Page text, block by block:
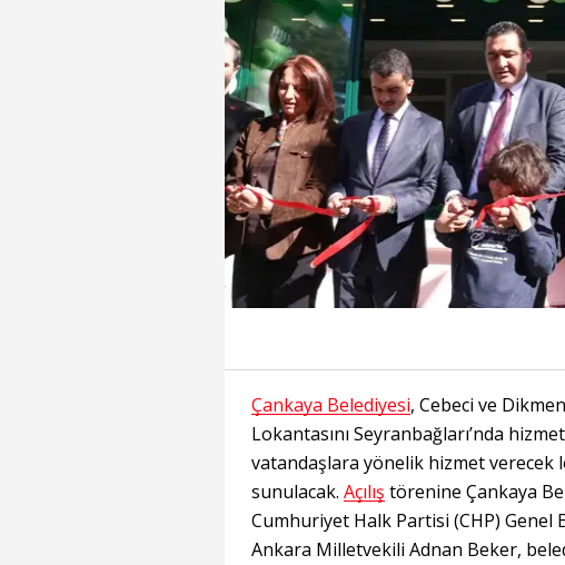
Çankaya Belediyesi, Cebeci ve
Lokantasını Seyranbağları’nda
vatandaşlara yönelik hizmet verecek
sunulacak. Açılış törenine Çankaya
Cumhuriyet Halk Partisi (CHP) Genel
Ankara Milletvekili Adnan Beker,